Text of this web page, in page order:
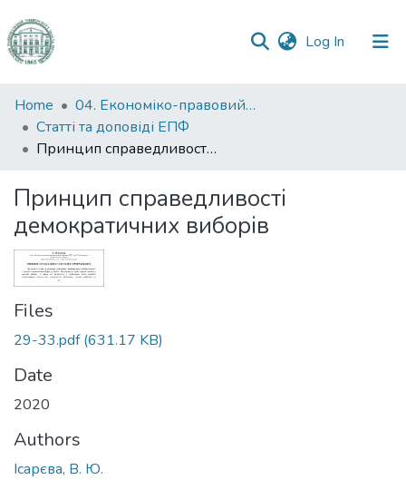
Log In (current)
Communities
&
Collections
Statistics
Home
04. Економіко-правовий факультет
Статті та доповіді ЕПФ
Принцип справедливості демократичних виборів
Принцип справедливості
демократичних виборів
Files
29-33.pdf(631.17 KB)
Date
2020
Authors
Ісарєва, В. Ю.